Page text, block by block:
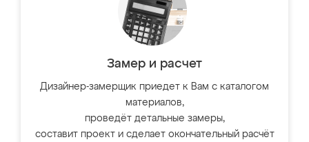
Замер и расчет
Дизайнер-замерщик приедет к Вам с каталогом
материалов,
проведёт детальные замеры,
составит проект и сделает окончательный расчёт